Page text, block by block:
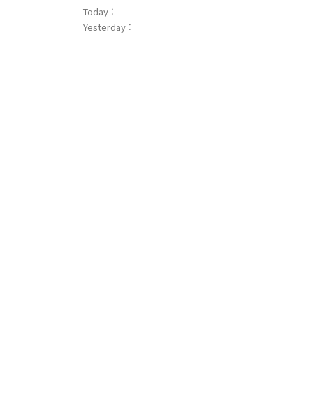
Today :
Yesterday :